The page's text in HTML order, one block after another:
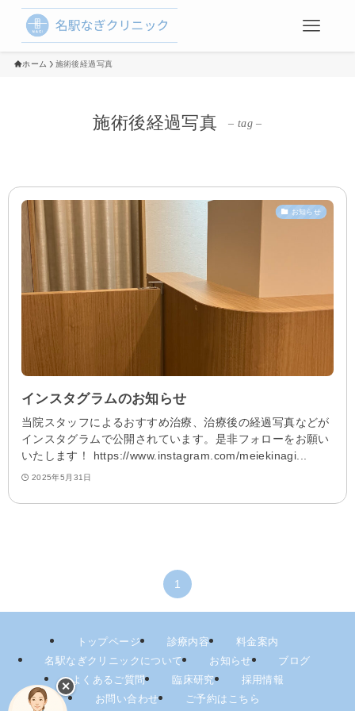
ホーム 施術後経過写真
施術後経過写真 – tag –
お知らせ
インスタグラムのお知らせ
当院スタッフによるおすすめ治療、治療後の経過写真などが
インスタグラムで公開されています。是非フォローをお願い
いたします！ https://www.instagram.com/meiekinagi...
2025年5月31日
1
トップページ 診療内容
料金案内
名駅なぎクリニックについて
お知らせ
ブログ
よくあるご質問
臨床研究
採用情報
お問い合わせ
ご予約はこちら
✕